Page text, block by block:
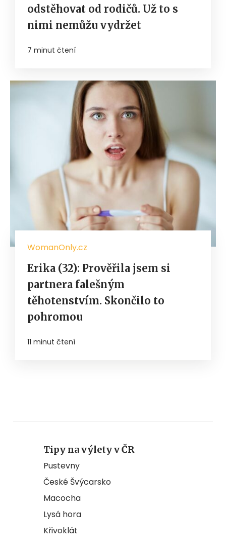
odstěhovat od rodičů. Už to s
nimi nemůžu vydržet
7 minut čtení
WomanOnly.cz
Erika (32): Prověřila jsem si
partnera falešným
těhotenstvím. Skončilo to
pohromou
11 minut čtení
Tipy na výlety v ČR
Pustevny
České Švýcarsko
Macocha
Lysá hora
Křivoklát